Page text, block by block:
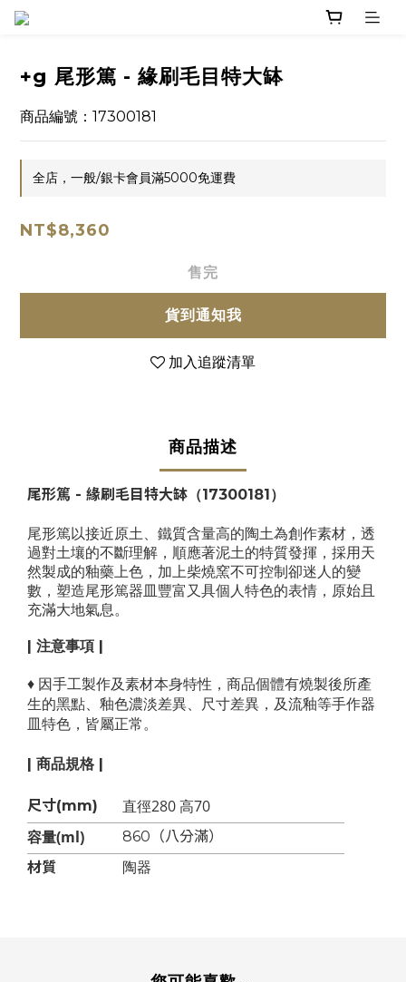
+g 尾形篤 - 緣刷毛目特大缽
商品編號：17300181
全店，一般/銀卡會員滿5000免運費
NT$8,360
售完
貨到通知我
加入追蹤清單
商品描述
尾形篤 - 緣刷毛目 特大缽 （17300181）
尾形篤以接近原土、鐵質含量高的陶土為創作素材，透
過對土壤的不斷理解，順應著泥土的特質發揮，採用天
然製成的釉藥上色，加上柴燒窯不可控制卻迷人的變
數，塑造尾形篤器皿豐富又具個人特色的表情，原始且
充滿大地氣息。
| 注意事項 |
♦ 因手工製作及素材本身特性，商品個體有燒製後所產
生的黑點、釉色濃淡差異、尺寸差異，及流釉等手作器
皿特色，皆屬正常。
| 商品規格 |
尺寸(mm)
直徑280 高70
容量(ml)
860（八分滿）
材質
陶器